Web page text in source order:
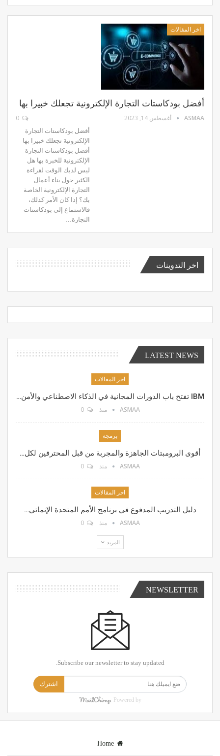
اخر المقالات
أفضل بودكاستات التجارة الإلكترونية تجعلك خبيرا بها
ASMAA أغسطس 14, 2023
أفضل بودكاستات التجارة
الإلكترونية تجعلك خبيرا بها
أفضل بودكاستات التجارة
الإلكترونية للخبرة بها هل
ليس لديك الوقت لقراءة
الكثير حول بناء أعمال
التجارة الإلكترونية الخاصة
بك؟ إذا كان الأمر كذلك،
فالاستماع إلى بودكاستات
التجارة…
اخر التدوينات
LATEST NEWS
اخر المقالات
IBM تفتح باب الدورات المجانية في الذكاء الاصطناعي والأمن…
ASMAA منذ 0
برمجة
أقوى البرومبتات الجاهزة والمجربة من قبل المحترفين لكل…
ASMAA منذ 0
اخر المقالات
دليل التدريب المدفوع في برنامج الأمم المتحدة الإنمائي…
ASMAA منذ 0
المزيد
NEWSLETTER
Subscribe our newsletter to stay updated.
اشترك
Powered by
Home